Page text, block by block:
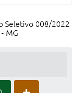
Seletivo 008/2022
MG